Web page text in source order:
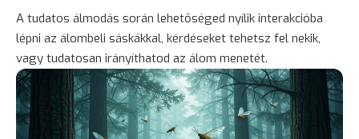
A tudatos álmodás során lehetőséged nyílik interakcióba
lépni az álombeli sáskákkal, kérdéseket tehetsz fel nekik,
vagy tudatosan irányíthatod az álom menetét.